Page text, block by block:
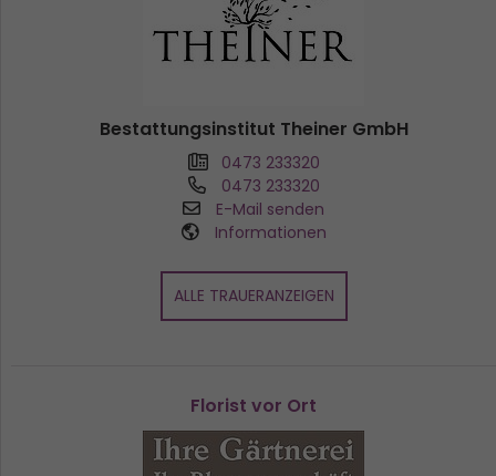
Bestattungsinstitut Theiner GmbH
0473 233320
0473 233320
E-Mail senden
Informationen
ALLE TRAUERANZEIGEN
Florist vor Ort